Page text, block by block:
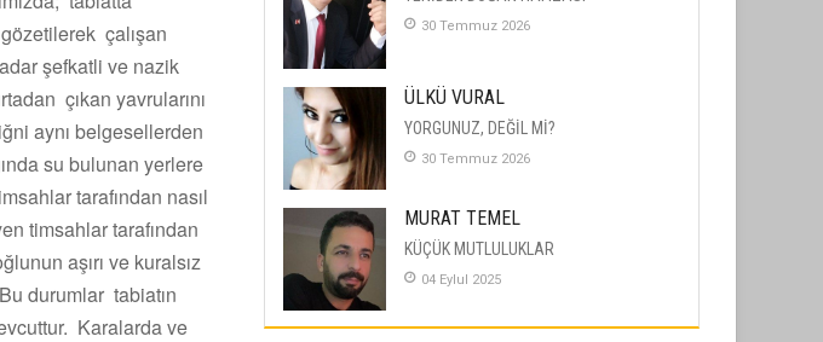
çalışan
şefkatli ve nazik
çıkan yavrularını
aynı belgesellerden
su bulunan yerlere
tarafından nasıl
timsahlar tarafından
aşırı ve kuralsız
durumlar tabiatın
Karalarda ve
30 Temmuz 2026
ÜLKÜ VURAL
YORGUNUZ, DEĞİL Mİ?
30 Temmuz 2026
MURAT TEMEL
KÜÇÜK MUTLULUKLAR
04 Eylul 2025